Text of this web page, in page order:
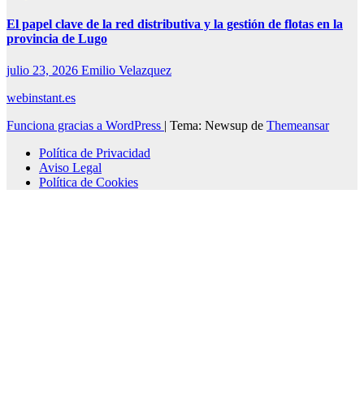
El papel clave de la red distributiva y la gestión de flotas en la
provincia de Lugo
julio 23, 2026 Emilio Velazquez
webinstant.es
Funciona gracias a WordPress | Tema: Newsup de Themeansar
Política de Privacidad
Aviso Legal
Política de Cookies